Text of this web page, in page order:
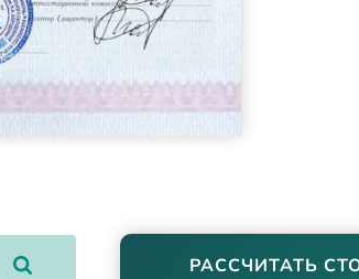
РАССЧИТАТЬ